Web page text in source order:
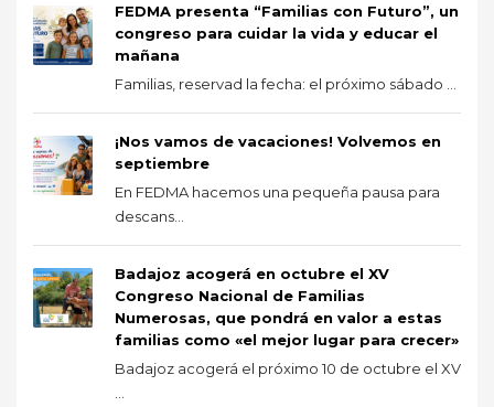
FEDMA presenta “Familias con Futuro”, un
congreso para cuidar la vida y educar el
mañana
Familias, reservad la fecha: el próximo sábado ...
¡Nos vamos de vacaciones! Volvemos en
septiembre
En FEDMA hacemos una pequeña pausa para
descans...
Badajoz acogerá en octubre el XV
Congreso Nacional de Familias
Numerosas, que pondrá en valor a estas
familias como «el mejor lugar para crecer»
Badajoz acogerá el próximo 10 de octubre el XV